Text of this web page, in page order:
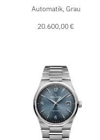
Jaeger-LeCoultre
Automatik, Grau
20.600,00 €